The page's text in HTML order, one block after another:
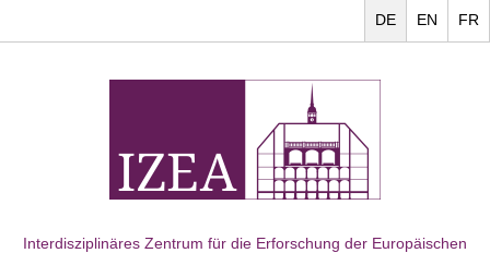
FR
EN
DE
Interdisziplinäres Zentrum für die Erforschung der Europäischen